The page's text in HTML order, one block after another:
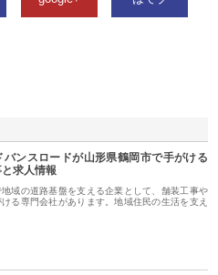
バンスロードが山形県鶴岡市で手がける
求人情報
域の道路基盤を支える企業として、舗装工事や
る専門会社があります。地域住民の生活を支え